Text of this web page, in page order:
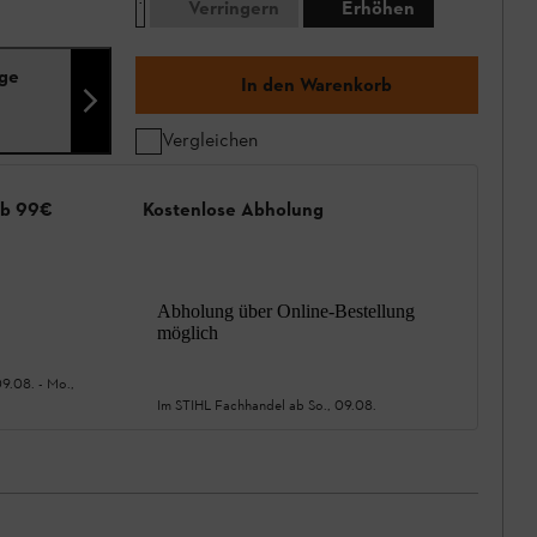
Verringern Erhöhen
In den Warenkorb
Vergleichen
99€
- Mo.,
Kostenlose Abholung
Abholung über Online-Bestellung
möglich
Im STIHL Fachhandel ab So., 09.08.